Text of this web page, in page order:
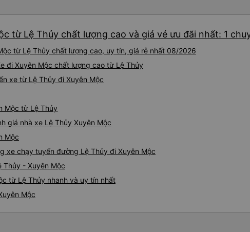
từ Lệ Thủy chất lượng cao và giá vé ưu đãi nhất: 1
từ Lệ Thủy chất lượng cao, uy tín, giá rẻ nhất 08/2026
đi Xuyên Mộc chất lượng cao từ Lệ Thủy
xe từ Lệ Thủy đi Xuyên Mộc
Mộc từ Lệ Thủy
giá nhà xe Lệ Thủy Xuyên Mộc
Mộc
xe chạy tuyến đường Lệ Thủy đi Xuyên Mộc
Thủy - Xuyên Mộc
từ Lệ Thủy nhanh và uy tín nhất
Mộc